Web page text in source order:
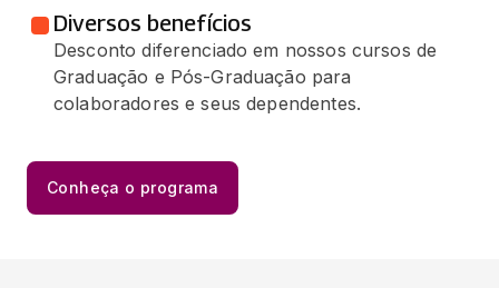
Diversos benefícios
Desconto diferenciado em nossos cursos de
Graduação e Pós-Graduação para
colaboradores e seus dependentes.
Conheça o programa